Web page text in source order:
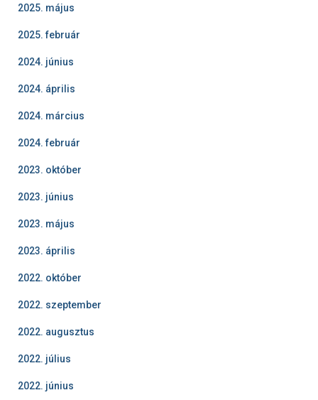
2025. május
2025. február
2024. június
2024. április
2024. március
2024. február
2023. október
2023. június
2023. május
2023. április
2022. október
2022. szeptember
2022. augusztus
2022. július
2022. június